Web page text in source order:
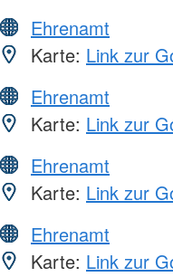
Ehrenamt
Karte: Link zur
Ehrenamt
Karte: Link zur
Ehrenamt
Karte: Link zur
Ehrenamt
Karte: Link zur